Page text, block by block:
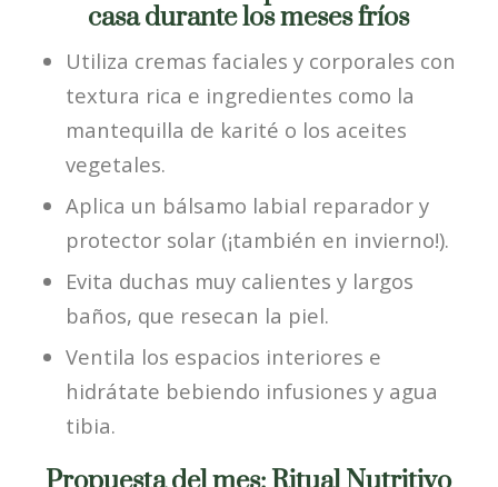
casa durante los meses fríos
Utiliza cremas faciales y corporales con
textura rica e ingredientes como la
mantequilla de karité o los aceites
vegetales.
Aplica un bálsamo labial reparador y
protector solar (¡también en invierno!).
Evita duchas muy calientes y largos
baños, que resecan la piel.
Ventila los espacios interiores e
hidrátate bebiendo infusiones y agua
tibia.